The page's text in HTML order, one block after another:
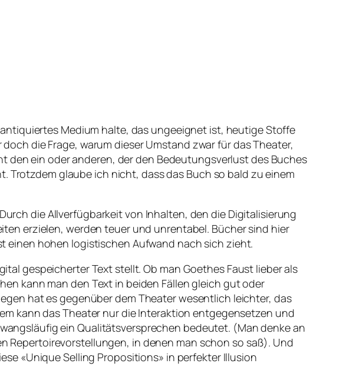
Medium halte, das ungeeignet ist, heutige Stoffe
die Frage, warum dieser Umstand zwar für das Theater,
den ein oder anderen, der den Bedeutungsverlust des Buches
Trotzdem glaube ich nicht, dass das Buch so bald zu einem
die Allverfügbarkeit von Inhalten, den die Digitalisierung
erzielen, werden teuer und unrentabel. Bücher sind hier
einen hohen logistischen Aufwand nach sich zieht.
gespeicherter Text stellt. Ob man Goethes Faust lieber als
kann man den Text in beiden Fällen gleich gut oder
hat es gegenüber dem Theater wesentlich leichter, das
kann das Theater nur die Interaktion entgegensetzen und
ein Qualitätsversprechen bedeutet. (Man denke an
Repertoirevorstellungen, in denen man schon so saß). Und
«Unique Selling Propositions» in perfekter Illusion